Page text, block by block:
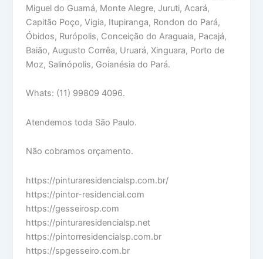
Miguel do Guamá, Monte Alegre, Juruti, Acará,
Capitão Poço, Vigia, Itupiranga, Rondon do Pará,
Óbidos, Rurópolis, Conceição do Araguaia, Pacajá,
Baião, Augusto Corrêa, Uruará, Xinguara, Porto de
Moz, Salinópolis, Goianésia do Pará.
Whats: (11) 99809 4096.
Atendemos toda São Paulo.
Não cobramos orçamento.
https://pinturaresidencialsp.com.br/
https://pintor-residencial.com
https://gesseirosp.com
https://pinturaresidencialsp.net
https://pintorresidencialsp.com.br
https://spgesseiro.com.br